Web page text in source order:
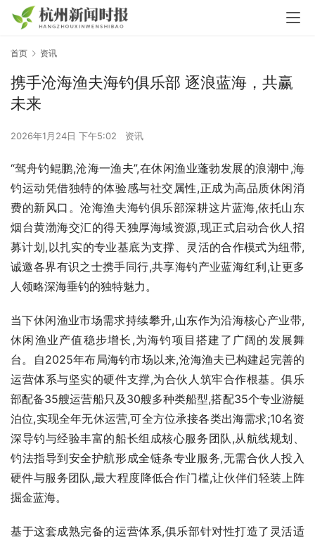
首页 资讯
携手沧海渔夫海钓俱乐部 逐浪蓝海，共赢
未来
2026年1月24日 下午5:02 资讯
“驾舟钓鲲鹏,沧海一渔夫”,在休闲渔业蓬勃发展的浪潮中,海
钓运动凭借独特的体验感与社交属性,正成为高品质休闲消
费的新风口。沧海渔夫海钓俱乐部深耕这片蓝海,依托山东
烟台黄渤海交汇的得天独厚海域资源,现正式启动合伙人招
募计划,以扎实的专业基底为支撑、灵活的合作模式为纽带,
诚邀各界有识之士携手同行,共享海钓产业蓝海红利,让更多
人领略深海垂钓的独特魅力。
当下休闲渔业市场需求持续攀升,山东作为沿海核心产业带,
休闲渔业产值稳步增长,为海钓项目搭建了广阔的发展舞
台。自2025年布局海钓市场以来,沧海渔夫已构建起完善的
运营体系与坚实的硬件支撑,为合伙人筑牢合作根基。俱乐
部配备35艘运营船只及30艘多种类船型,搭配35个专业游艇
泊位,实现全年无休运营,可全方位承接各类出海需求;10名资
深导钓与经验丰富的船长组成核心服务团队,从航线规划、
钓法指导到安全护航形成全链条专业服务,无需合伙人投入
硬件与服务团队,最大程度降低合作门槛,让伙伴们轻装上阵
掘金蓝海。
基于这套成熟完备的运营体系,俱乐部针对性打造了灵活适